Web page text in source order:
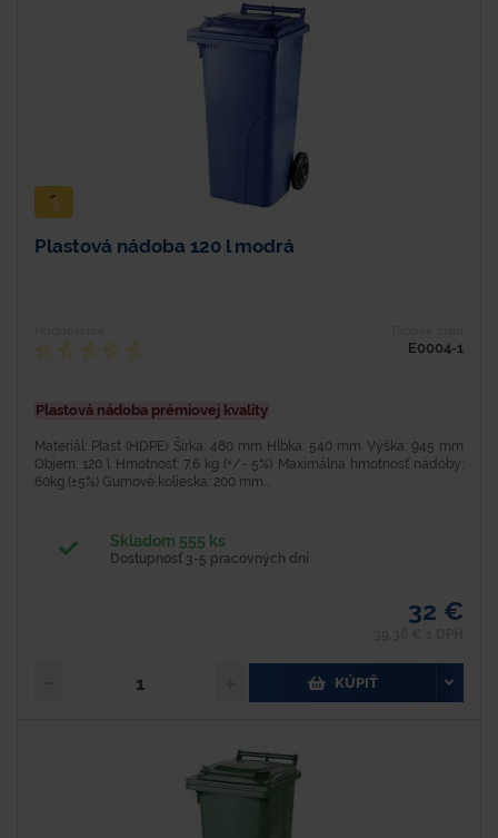
Plastová nádoba 120 l modrá
E0004-1
Plastová nádoba prémiovej kvality
Materiál: Plast (HDPE) Šírka: 480 mm Hĺbka: 540 mm Výška: 945 mm
Objem: 120 l Hmotnosť: 7,6 kg (+/- 5%) Maximálna hmotnosť nádoby:
60kg (±5%) Gumové kolieska: 200 mm...
Skladom 555 ks
Dostupnosť 3-5 pracovných dní
32 €
KÚPIŤ